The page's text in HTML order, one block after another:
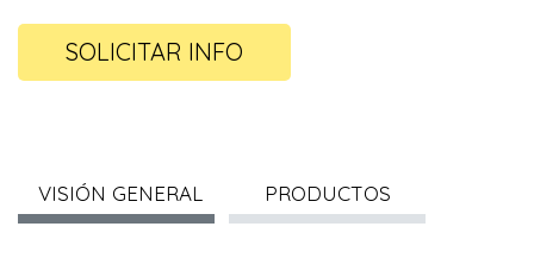
SOLICITAR INFO
VISIÓN GENERAL PRODUCTOS